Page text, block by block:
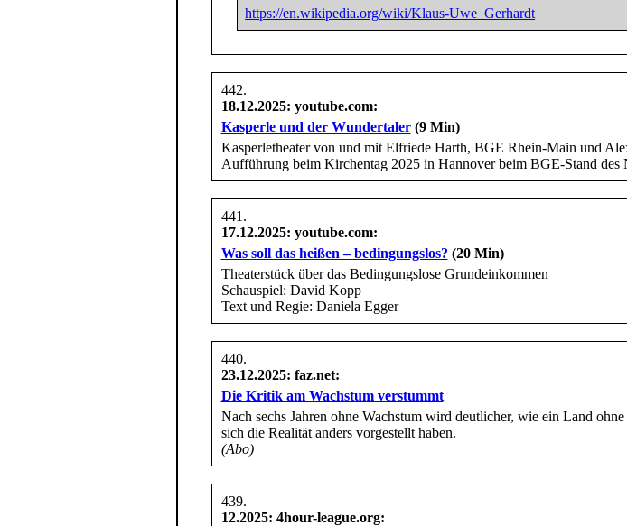
https://en.wikipedia.org/wiki/​Klaus-Uwe_Gerhardt
18.12.2025: youtube.com:
Kasperle und der Wundertaler(9 Min)
Kasperletheater von und mit Elfriede Harth, BGE Rhein-Main und
Aufführung beim Kirchentag 2025 in Hannover beim BGE-Stand
17.12.2025: youtube.com:
Was soll das heißen – bedingungslos? (20 Min)
Theaterstück über das Bedingungslose Grundeinkommen
Schauspiel: David Kopp
Text und Regie: Daniela Egger
23.12.2025: faz.net:
Die Kritik am Wachstum verstummt
Nach sechs Jahren ohne Wachstum wird deutlicher, wie ein Land
sich die Realität anders vorgestellt haben.
(Abo)
12.2025: 4hour-league.org: